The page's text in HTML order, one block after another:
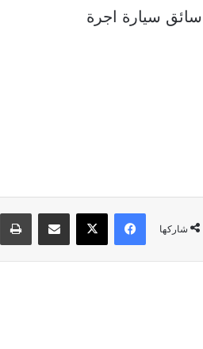
سائق سيارة اجرة
شاركها
فيسبوك ‫X مشاركة عبر البريد